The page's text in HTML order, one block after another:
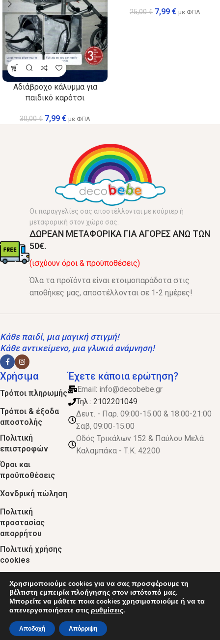
Αδιάβροχο κάλυμμα για
παιδικό καρότσι
30,00€ 7,99 € με ΦΠΑ
25,00€ 7,99 € με ΦΠΑ
Οι παραγγελίες σας αποστέλλονται με κούριερ ή
μεταφορική στον χώρο σας.
ΔΩΡΕΑΝ ΜΕΤΑΦΟΡΙΚΑ ΓΙΑ ΑΓΟΡΕΣ ΑΝΩ ΤΩΝ
50€.
(ισχύουν όροι & προϋποθέσεις)
Όλα τα προϊόντα είναι ετοιμοπαράδοτα στις
αποθήκες μας, αποστέλλονται σε 1-2 ημέρες!
Κάθε παιδί, μια μαγική στιγμή!
Κάθε αντικείμενο, μια γλυκιά ανάμνηση!
Χρήσιμα
Τρόποι πληρωμής
Τρόποι & έξοδα
αποστολής
Πολιτική
επιστροφών
Όροι και
προϋποθέσεις
Χονδρική πώληση
Πολιτική
προστασίας
απορρήτου
Πολιτική χρήσης
cookies
Έχετε κάποια ερώτηση?
Email: info@decobebe.gr
Τηλ.: 2102201049
Δευτ. - Παρ. 09:00-15.00 & 18.00-21:00
Σαβ, 09:00-15.00
Οδός Τρικάλων 152 & Παύλου Μελά
Καλαμπάκα - Τ.Κ. 42200
© 2024 :: decobebe.gr
Χρησιμοποιούμε cookies για να σας προσφέρουμε τη
βέλτιστη εμπειρία πλοήγησης στον ιστότοπό μας.
Μπορείτε να μάθετε ποια cookies χρησιμοποιούμε ή να τα
απενεργοποιήσετε στις ρυθμίσεις.
Αποδοχή Απόρριψη
Καλάθι
Ο λογαριασμός μου